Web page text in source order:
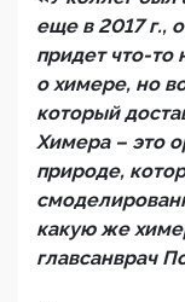
еще в 2017 г.,
придет что-то
о химере, но
который
Химера – это
природе,
какую же
главсанврач